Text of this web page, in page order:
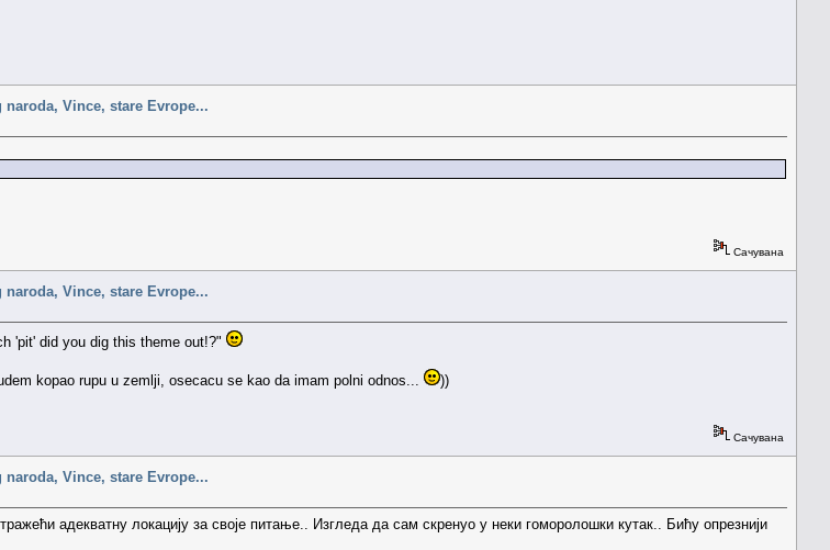
Vince, stare Evrope...
Сачувана
Vince, stare Evrope...
'pit' did you dig this theme out!?"
kopao rupu u zemlji, osecacu se kao da imam polni odnos...
))
Сачувана
Vince, stare Evrope...
адекватну локацију за своје питање.. Изгледа да сам скренуо у неки гоморолошки кутак.. Бићу опрезнији